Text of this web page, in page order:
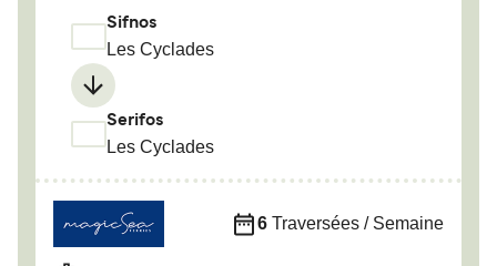
Sifnos
Les Cyclades
Serifos
Les Cyclades
6 Traversées / Semaine